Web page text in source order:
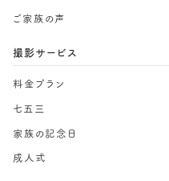
ご家族の声
撮影サービス
料金プラン
七五三
家族の記念日
成人式